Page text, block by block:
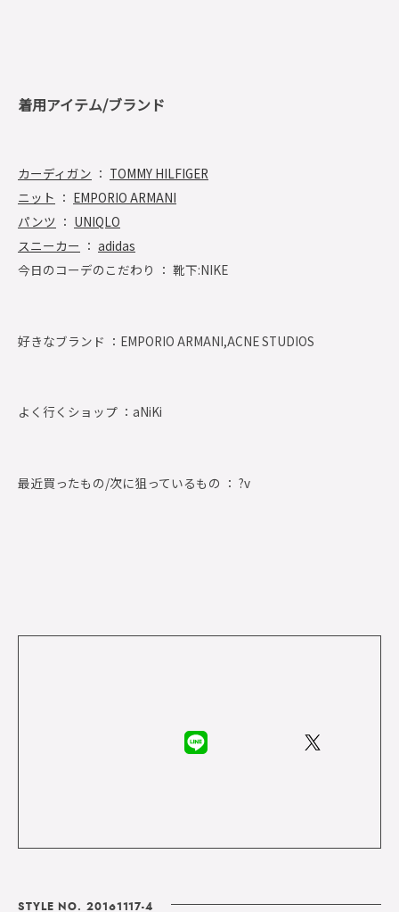
着用アイテム/ブランド
カーディガン ： TOMMY HILFIGER
ニット ： EMPORIO ARMANI
パンツ ： UNIQLO
スニーカー ： adidas
今日のコーデのこだわり ： 靴下:NIKE
好きなブランド ： EMPORIO ARMANI,ACNE STUDIOS
よく行くショップ ： aNiKi
最近買ったもの/次に狙っているもの ： ?v
STYLE NO. 20161117-4